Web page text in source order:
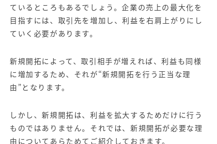
ているところもあるでしょう。企業の売上の最大化を
目指すには、取引先を増加し、利益を右肩上がりにし
ていく必要があります。
新規開拓によって、取引相手が増えれば、利益も同様
に増加するため、それが“新規開拓を行う正当な理
由”となります。
しかし、新規開拓は、利益を拡大するためだけに行う
ものではありません。それでは、新規開拓が必要な理
由についてあらためてご紹介しておきます。